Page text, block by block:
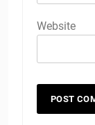
Website